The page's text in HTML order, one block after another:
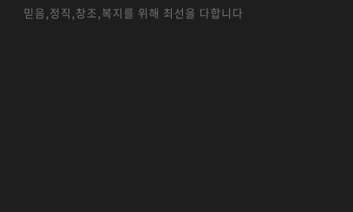
믿음,정직,창조,복지를 위해 최선을 다합니다